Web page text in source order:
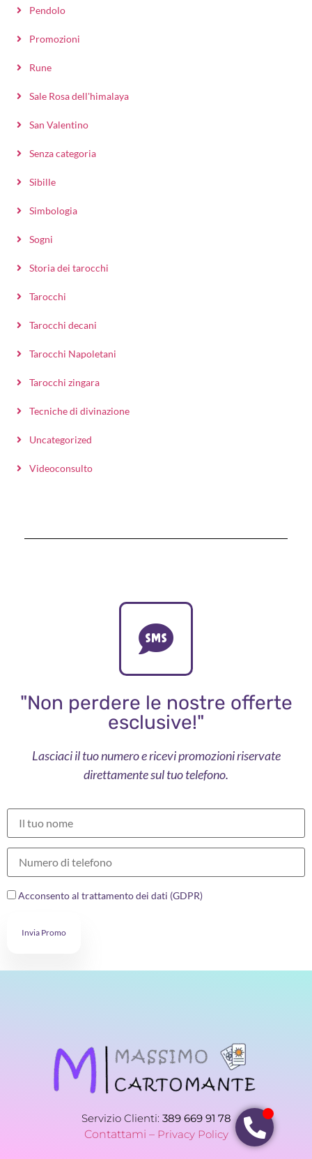
Pendolo
Promozioni
Rune
Sale Rosa dell'himalaya
San Valentino
Senza categoria
Sibille
Simbologia
Sogni
Storia dei tarocchi
Tarocchi
Tarocchi decani
Tarocchi Napoletani
Tarocchi zingara
Tecniche di divinazione
Uncategorized
Videoconsulto
"Non perdere le nostre offerte
esclusive!"
Lasciaci il tuo numero e ricevi promozioni riservate
direttamente sul tuo telefono.
Acconsento al trattamento dei dati (GDPR)
Invia Promo
Servizio Clienti: 389 669 91 78
Contattami – Privacy Policy